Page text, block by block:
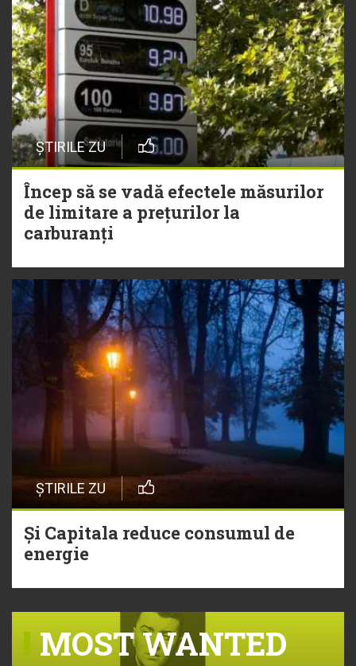
ȘTIRILE ZU
Încep să se vadă efectele măsurilor
de limitare a prețurilor la
carburanți
ȘTIRILE ZU
Și Capitala reduce consumul de
energie
MOST WANTED